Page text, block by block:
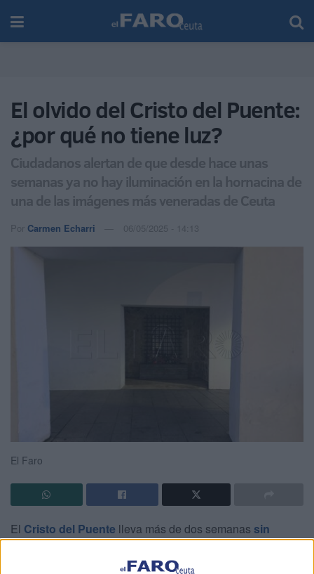
El olvido del Cristo del Puente:
¿por qué no tiene luz?
Ciudadanos alertan de que desde hace unas
semanas ya no hay iluminación en la hornacina de
una de las imágenes más veneradas de Ceuta
Por Carmen Echarri 06/05/2025 - 14:13
El Faro
El Cristo del Puente lleva más de dos semanas sin
caminata por esta vía se topan con esa